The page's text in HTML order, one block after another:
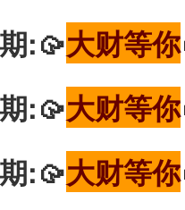
:🥠大财等你
:🥠大财等你
:🥠大财等你